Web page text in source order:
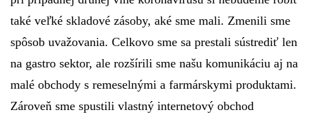
také veľké skladové zásoby, aké sme mali. Zmenili sme
spôsob uvažovania. Celkovo sme sa prestali sústrediť len
na gastro sektor, ale rozšírili sme našu komunikáciu aj na
malé obchody s remeselnými a farmárskymi produktami.
Zároveň sme spustili vlastný internetový obchod